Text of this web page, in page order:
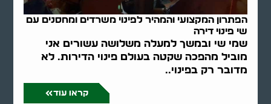
הפתרון המקצועי והמהיר לפינוי משרדים ומחסנים עם
שי פינוי דירה
שמי שי ובמשך למעלה משלושה עשורים אני
מוביל מהפכה שקטה בעולם פינוי הדירות. לא
מדובר רק בפינוי..
קראו עוד